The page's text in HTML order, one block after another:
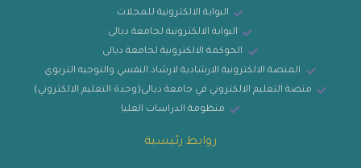
البوابة الالكترونية للمجلات
البوابة الالكترونية لجامعة ديالى
الحوكمة الالكترونية لجامعة ديالى
المنصة الالكترونية الارشادية لارشاد النفسي والتوجيه التربوي
منصة التعليم الالكتروني في جامعة ديالى(وحدة التعليم الالكتروني)
منظومة الدراسات العليا
روابط رئيسية